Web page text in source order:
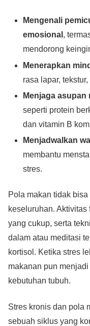
Mengenali
emosional ,
mendorong
Menerapkan
rasa lapar,
Menjaga
seperti protein
dan vitamin B
Menjadwalkan
membantu
stres.
Pola makan tidak
keseluruhan.
yang cukup, serta
dalam atau meditasi
kortisol. Ketika stres
makanan pun
kebutuhan tubuh.
Stres kronis dan pola
sebuah siklus yang